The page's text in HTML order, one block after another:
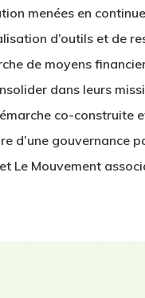
menées en
d’outils et de
de moyens
dans leurs
co-construite
d’une gouvernance
Le Mouvement